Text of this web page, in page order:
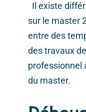
Il existe
sur le master
entre des
des travaux
professionnel
du master.